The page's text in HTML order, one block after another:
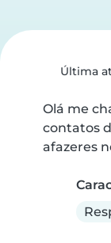
Última
Olá me
contatos
afazeres